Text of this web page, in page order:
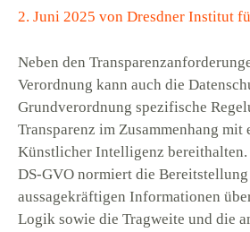
2. Juni 2025 von Dresdner Institut
Neben den
Verordnung kann auch die
Grundverordnung spezifische
Transparenz im Zusammenhang mit
Künstlicher Intelligenz
DS-GVO normiert die
aussagekräftigen Informationen
Logik sowie die Tragweite und die